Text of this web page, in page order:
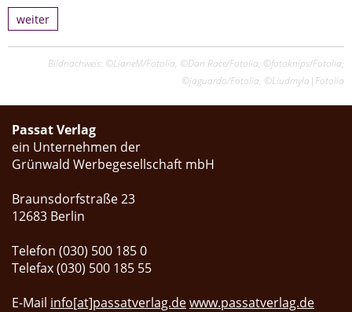
weiter
Bildnachweis: ©LianeM/Fotolia, ©Dan Race/Fotolia, ©fotoknips/Fotolia,
©jaguardo/Fotolia, ©Liudmyla|Fotolia
Passat Verlag
ein Unternehmen der
Grünwald Werbegesellschaft mbH
Braunsdorfstraße 23
12683 Berlin
Telefon (030) 500 185 0
Telefax (030) 500 185 55
E-Mail info[at]passatverlag.dewww.passatverlag.de